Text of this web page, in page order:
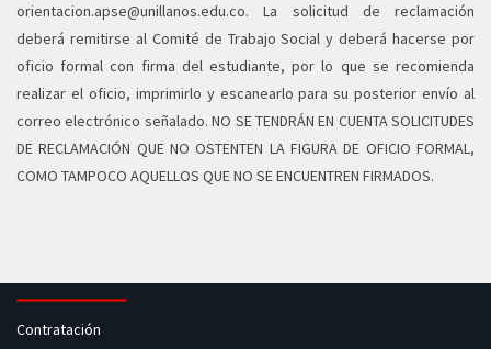
orientacion.apse@unillanos.edu.co. La solicitud de reclamación
deberá remitirse al Comité de Trabajo Social y deberá hacerse por
oficio formal con firma del estudiante, por lo que se recomienda
realizar el oficio, imprimirlo y escanearlo para su posterior envío al
correo electrónico señalado. NO SE TENDRÁN EN CUENTA SOLICITUDES
DE RECLAMACIÓN QUE NO OSTENTEN LA FIGURA DE OFICIO FORMAL,
COMO TAMPOCO AQUELLOS QUE NO SE ENCUENTREN FIRMADOS.
Contratación